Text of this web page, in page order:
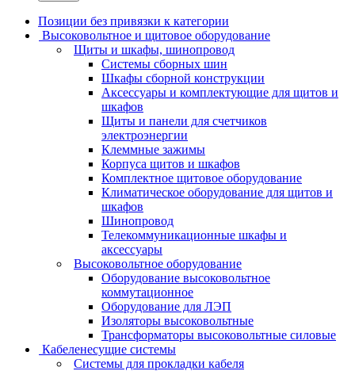
Позиции без привязки к категории
Высоковольтное и щитовое оборудование
Щиты и шкафы, шинопровод
Системы сборных шин
Шкафы сборной конструкции
Аксессуары и комплектующие для щитов и
шкафов
Щиты и панели для счетчиков
электроэнергии
Клеммные зажимы
Корпуса щитов и шкафов
Комплектное щитовое оборудование
Климатическое оборудование для щитов и
шкафов
Шинопровод
Телекоммуникационные шкафы и
аксессуары
Высоковольтное оборудование
Оборудование высоковольтное
коммутационное
Оборудование для ЛЭП
Изоляторы высоковольтные
Трансформаторы высоковольтные силовые
Кабеленесущие системы
Системы для прокладки кабеля